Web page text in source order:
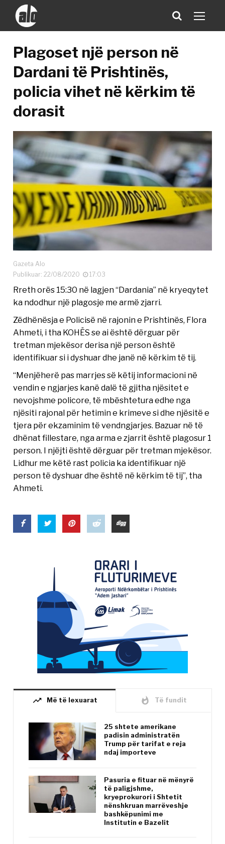
Plagoset një person në
Dardani të Prishtinës,
policia vihet në kërkim të
dorasit
Gazeta Alo
Publikuar: 22/08/2020
17:03
Rreth orës 15:30 në lagjen “Dardania” në kryeqytet
ka ndodhur një plagosje me armë zjarri.
Zëdhënësja e Policisë në rajonin e Prishtinës, Flora
Ahmeti, i tha KOHËS se ai është dërguar për
tretman mjekësor derisa një person është
identifikuar si i dyshuar dhe janë në kërkim të tij.
“Menjëherë pas marrjes së këtij informacioni në
vendin e ngjarjes kanë dalë të gjitha njësitet e
nevojshme policore, të mbështetura edhe nga
njësiti rajonal për hetimin e krimeve si dhe njësitë e
tjera për ekzaminim të vendngjarjes. Bazuar në të
dhënat fillestare, nga arma e zjarrit është plagosur 1
person. I njëjti është dërguar për tretman mjekësor.
Lidhur me këtë rast policia ka identifikuar një
person të dyshuar dhe është në kërkim të tij”, tha
Ahmeti.
trending_up Më të lexuarat whatshot Të fundit
25 shtete amerikane
padisin administratën
Trump për tarifat e reja
ndaj importeve
Pasuria e fituar në mënyrë
të paligjshme,
kryeprokurori i Shtetit
nënshkruan marrëveshje
bashkëpunimi me
Institutin e Bazelit